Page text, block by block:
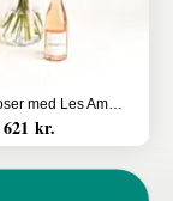
De røde roser med Les Amourettes, Rosé Pays d`Oc
621 kr.